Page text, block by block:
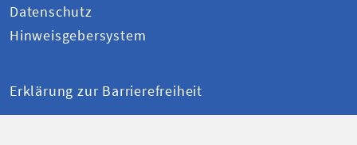
Datenschutz
Hinweisgebersystem
Erklärung zur Barrierefreiheit